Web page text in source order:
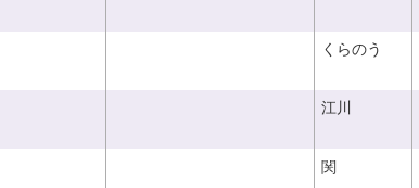
くらのう
江川
関